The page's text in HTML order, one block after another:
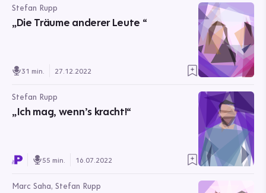
Stefan Rupp
„Die Träume anderer Leute “
31 min. 27.12.2022
Stefan Rupp
„Ich mag, wenn’s kracht!“
55 min. 16.07.2022
Marc Saha, Stefan Rupp